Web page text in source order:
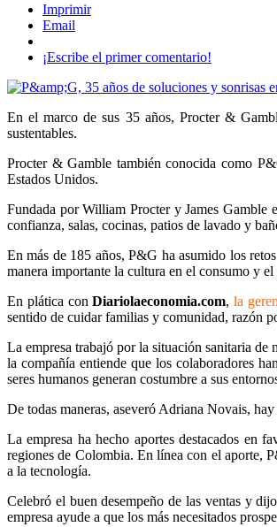
Imprimir
Email
¡Escribe el primer comentario!
En el marco de sus 35 años, Procter &
sustentables.
Procter & Gamble también conocida como
Estados Unidos.
Fundada por William Procter y James Gamble
confianza, salas, cocinas, patios de lavado y
En más de 185 años, P&G ha asumido los
manera importante la cultura en el consumo y
En plática conDiariolaeconomia.com,la
sentido de cuidar familias y comunidad, razón
La empresa trabajó por la situación sanitaria
la compañía entiende que los colaboradores
seres humanos generan costumbre a sus
De todas maneras, aseveró Adriana Novais,
La empresa ha hecho aportes destacados en
regiones de Colombia. En línea con el aporte,
a la tecnología.
Celebró el buen desempeño de las ventas y
empresa ayude a que los más necesitados